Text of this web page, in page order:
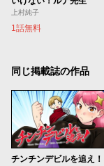
上村純子
1話無料
同じ掲載誌の作品
チンチンデビルを追え！